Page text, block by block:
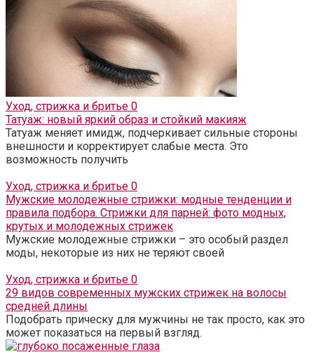
Уход, стрижка и бритье 0
Татуаж: новый яркий образ и стойкий макияж
Татуаж меняет имидж, подчеркивает сильные стороны
внешности и корректирует слабые места. Это
возможность получить
Уход, стрижка и бритье 0
Мужские молодежные стрижки: модные тенденции и
правила подбора. Стрижки для парней: фото модных,
крутых и молодежных стрижек
Мужские молодежные стрижки – это особый раздел
моды, некоторые из них не теряют своей
Уход, стрижка и бритье 0
29 видов современных мужских стрижек на волосы
средней длины
Подобрать прическу для мужчины не так просто, как это
может показаться на первый взгляд.